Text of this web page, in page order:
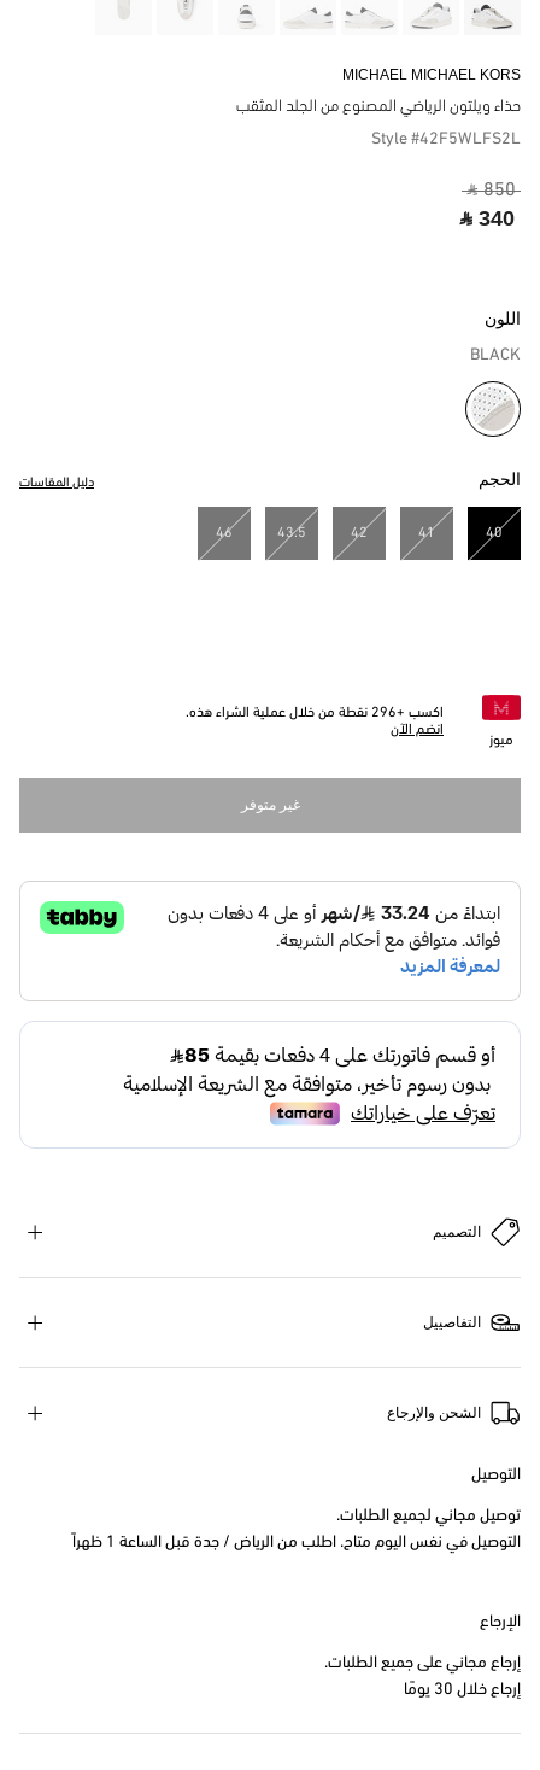
MICHAEL MICHAEL KORS
حذاء ويلتون الرياضي المصنوع من الجلد المثقب
Style #42F5WLFS2L
‎ ⃁ 850 ‎
‎ ⃁ 340 ‎
اللون
BLACK
مختار
الحجم دليل المقاسات
40
مختار
41
42
43.5
46
ميوز
اكسب +296 نقطة من خلال عملية الشراء هذه.
انضم الآن
غير متوفر
التصميم
التفاصييل
الشحن والإرجاع
التوصيل
توصيل مجاني لجميع الطلبات.
التوصيل في نفس اليوم متاح. اطلب من الرياض / جدة قبل الساعة 1 ظهراً
الإرجاع
إرجاع مجاني على جميع الطلبات.
إرجاع خلال 30 يومًا